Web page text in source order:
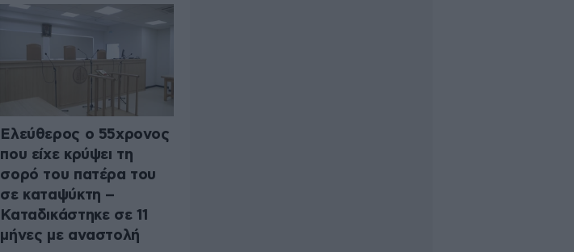
Ελεύθερος ο 55χρονος
που είχε κρύψει τη
σορό του πατέρα του
σε καταψύκτη –
Καταδικάστηκε σε 11
μήνες με αναστολή